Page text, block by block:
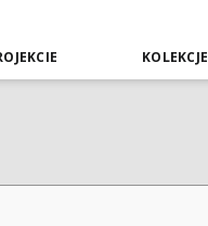
KOLEKCJE